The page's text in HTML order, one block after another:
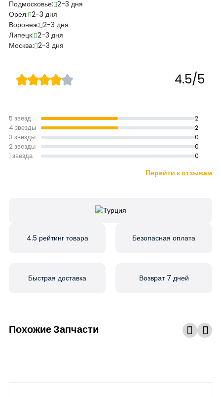
Подмосковье: 2-3 дня
Орел: 2-3 дня
Воронеж: 2-3 дня
Липецк: 2-3 дня
Москва: 2-3 дня
4.5/5
5 звезд 2
4 звезды 2
3 звезды 0
2 звезды 0
1 звезда 0
Перейти к отзывам
4.5 рейтинг товара Безопасная оплата
Быстрая доставка Возврат 7 дней
Похожие Запчасти